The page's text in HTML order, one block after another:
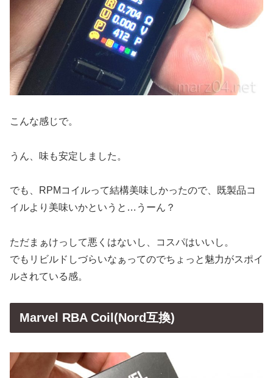
こんな感じで。
うん、味も安定しました。
でも、RPMコイルって結構美味しかったので、既製品コ
イルより美味いかというと…うーん？
ただまぁけっして悪くはないし、コスパはいいし。
でもリビルドしづらいなぁってのでちょっと魅力がスポイ
ルされている感。
Marvel RBA Coil(Nord互換)